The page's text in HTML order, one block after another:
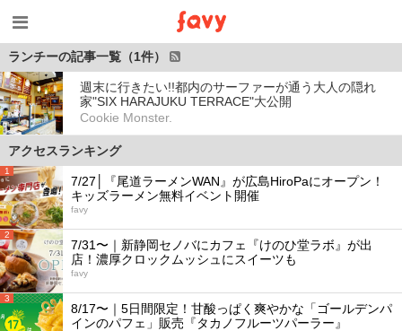
ランチーの記事一覧（1件）
週末に行きたい!!都内のサーファーが通う大人の隠れ
家"SIX HARAJUKU TERRACE"大公開
Cookie Monster.
アクセスランキング
1
7/27│『尾道ラーメンWAN』が広島HiroPaにオープン！
キッズラーメン無料イベント開催
favy
2
7/31〜｜新静岡セノバにカフェ『けのひ堂ラボ』が出
店！濃厚クロックムッシュにスイーツも
favy
3
8/17〜｜5日間限定！甘酸っぱく爽やかな「ゴールデンパ
インのパフェ」販売『タカノフルーツパーラー』